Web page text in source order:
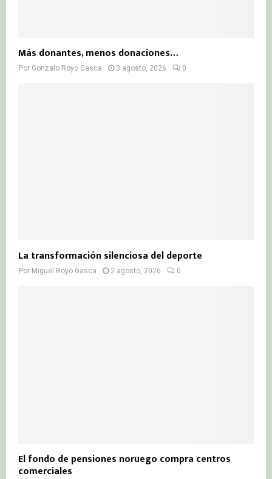
Más donantes, menos donaciones…
Por Gonzalo Royo Gasca 3 agosto, 2026 0
La transformación silenciosa del deporte
Por Miguel Royo Gasca 2 agosto, 2026 0
El fondo de pensiones noruego compra centros
comerciales